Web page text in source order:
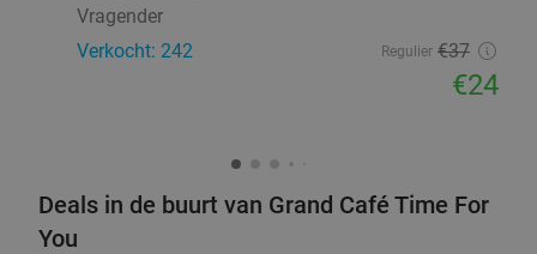
Vragender
Verkocht: 242
Regulier €37
€24
Deals in de buurt van Grand Café Time For
You